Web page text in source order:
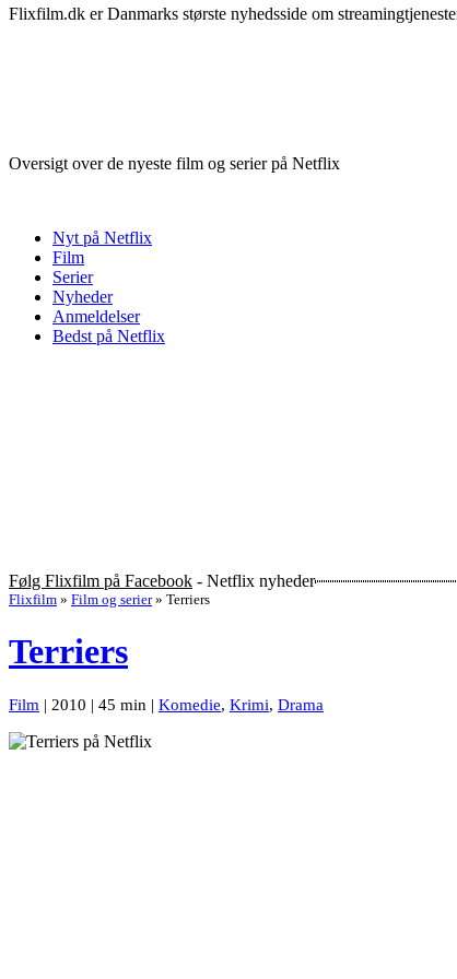
Flixfilm.dk er Danmarks største nyhedsside om
Oversigt over de nyeste film og serier på Netflix
Nyt på Netflix
Film
Serier
Nyheder
Anmeldelser
Bedst på Netflix
Følg Flixfilm på Facebook - Netflix nyheder
Flixfilm » Film og serier » Terriers
Terriers
Film | 2010 | 45 min | Komedie, Krimi, Drama